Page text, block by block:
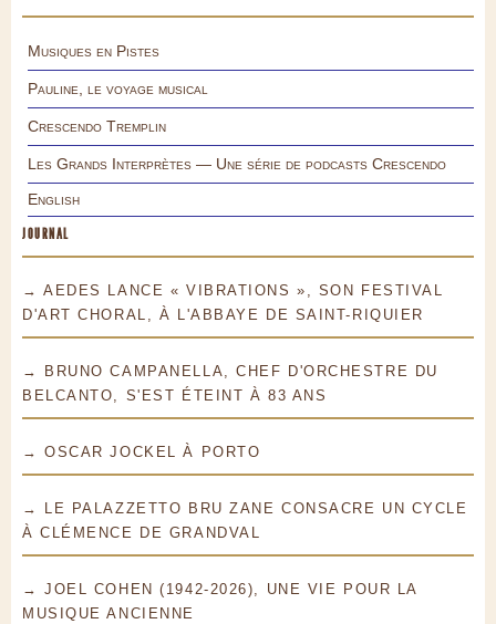
Musiques en Pistes
Pauline, le voyage musical
Crescendo Tremplin
Les Grands Interprètes — Une série de podcasts Crescendo
English
JOURNAL
→ AEDES LANCE « VIBRATIONS », SON FESTIVAL
D'ART CHORAL, À L'ABBAYE DE SAINT-RIQUIER
→ BRUNO CAMPANELLA, CHEF D'ORCHESTRE DU
BELCANTO, S'EST ÉTEINT À 83 ANS
→ OSCAR JOCKEL À PORTO
→ LE PALAZZETTO BRU ZANE CONSACRE UN CYCLE
À CLÉMENCE DE GRANDVAL
→ JOEL COHEN (1942-2026), UNE VIE POUR LA
MUSIQUE ANCIENNE